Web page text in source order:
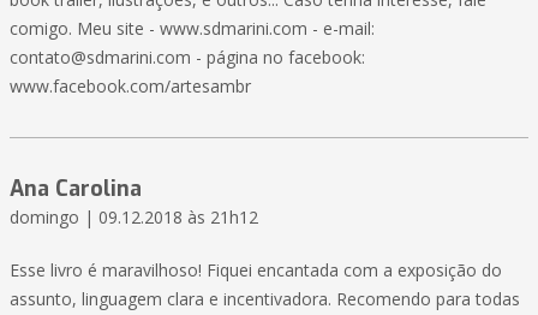
comigo. Meu site - www.sdmarini.com - e-mail:
contato@sdmarini.com - página no facebook:
www.facebook.com/artesambr
Ana Carolina
domingo | 09.12.2018 às 21h12
Esse livro é maravilhoso! Fiquei encantada com a exposição do
assunto, linguagem clara e incentivadora. Recomendo para todas